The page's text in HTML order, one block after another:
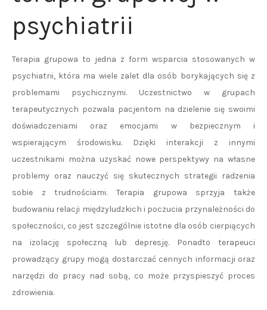
psychiatrii
Terapia grupowa to jedna z form wsparcia stosowanych w
psychiatrii, która ma wiele zalet dla osób borykających się z
problemami psychicznymi. Uczestnictwo w grupach
terapeutycznych pozwala pacjentom na dzielenie się swoimi
doświadczeniami oraz emocjami w bezpiecznym i
wspierającym środowisku. Dzięki interakcji z innymi
uczestnikami można uzyskać nowe perspektywy na własne
problemy oraz nauczyć się skutecznych strategii radzenia
sobie z trudnościami. Terapia grupowa sprzyja także
budowaniu relacji międzyludzkich i poczucia przynależności do
społeczności, co jest szczególnie istotne dla osób cierpiących
na izolację społeczną lub depresję. Ponadto terapeuci
prowadzący grupy mogą dostarczać cennych informacji oraz
narzędzi do pracy nad sobą, co może przyspieszyć proces
zdrowienia.